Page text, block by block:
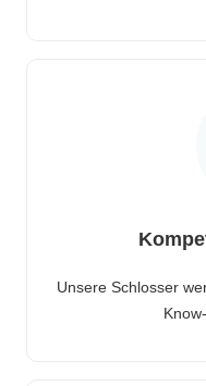
Unsere Schlosser